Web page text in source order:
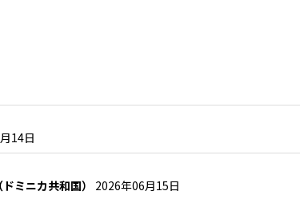
14日
ミニカ共和国） 2026年06月15日